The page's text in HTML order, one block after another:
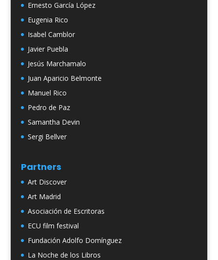
Ernesto García López
Eugenia Rico
Isabel Camblor
Javier Puebla
Jesús Marchamalo
Juan Aparicio Belmonte
Manuel Rico
Pedro de Paz
Samantha Devin
Sergi Bellver
Partners
Art Discover
Art Madrid
Asociación de Escritoras
ECU film festival
Fundación Adolfo Domínguez
La Noche de los Libros